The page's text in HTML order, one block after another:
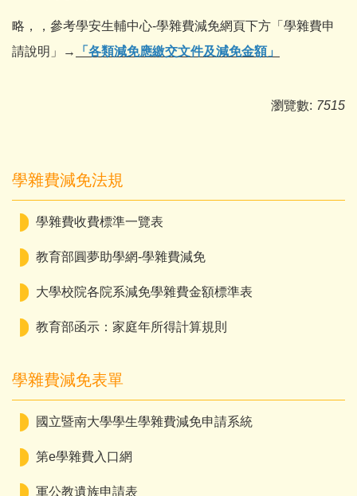
略，，參考學安生輔中心-學雜費減免網頁下方「學雜費申
請說明」→
「各類減免應繳交文件及減免金額」
瀏覽數: 7515
學雜費減免法規
學雜費收費標準一覽表
教育部圓夢助學網-學雜費減免
大學校院各院系減免學雜費金額標準表
教育部函示：家庭年所得計算規則
學雜費減免表單
國立暨南大學學生學雜費減免申請系統
第e學雜費入口網
軍公教遺族申請表